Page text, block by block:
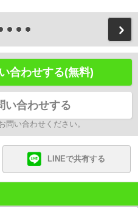
合わせする(無料)
い合わせする
問い合わせください。
LINEで共有する